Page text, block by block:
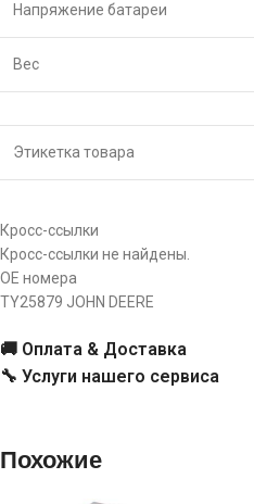
Напряжение батареи
Вес
Этикетка товара
Кросс-ссылки
Кросс-ссылки не найдены.
OE номера
TY25879 JOHN DEERE
🚚 Оплата & Доставка
🔧 Услуги нашего сервиса
Похожие